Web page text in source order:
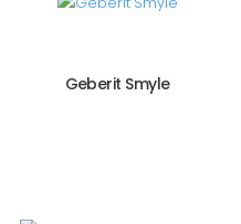
Geberit Smyle